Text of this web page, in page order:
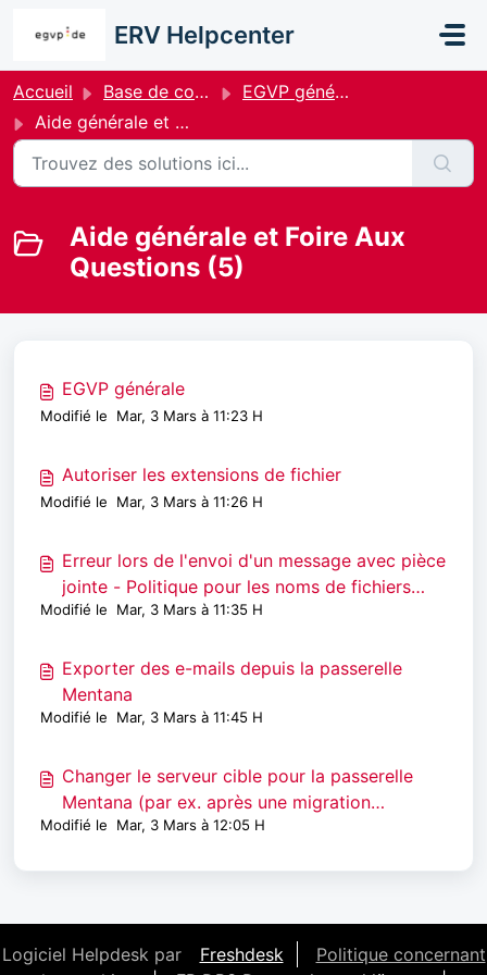
ERV Helpcenter
Accueil Base de connaissances
EGVP général
Aide générale et Foire Aux Questions
Aide générale et Foire Aux
Questions (5)
EGVP générale
Modifié le Mar, 3 Mars à 11:23 H
Autoriser les extensions de fichier
Modifié le Mar, 3 Mars à 11:26 H
Erreur lors de l'envoi d'un message avec pièce
jointe - Politique pour les noms de fichiers
EGVP
Modifié le Mar, 3 Mars à 11:35 H
Exporter des e-mails depuis la passerelle
Mentana
Modifié le Mar, 3 Mars à 11:45 H
Changer le serveur cible pour la passerelle
Mentana (par ex. après une migration
Exchange)
Modifié le Mar, 3 Mars à 12:05 H
Logiciel Helpdesk par Freshdesk
Politique concernant